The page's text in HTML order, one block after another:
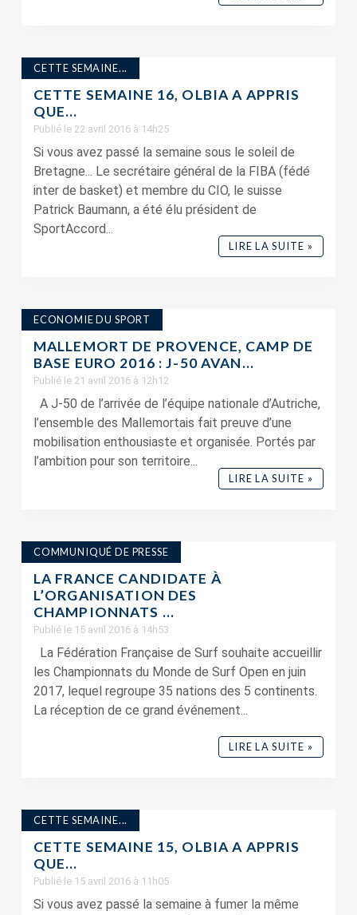
CETTE SEMAINE...
CETTE SEMAINE 16, OLBIA A APPRIS
QUE…
Publié le 22 avril 2016 à 14h25
Si vous avez passé la semaine sous le soleil de
Bretagne... Le secrétaire général de la FIBA (fédé
inter de basket) et membre du CIO, le suisse
Patrick Baumann, a été élu président de
SportAccord...
LIRE LA SUITE »
ECONOMIE DU SPORT
MALLEMORT DE PROVENCE, CAMP DE
BASE EURO 2016 : J-50 AVAN...
Publié le 21 avril 2016 à 12h12
A J-50 de l’arrivée de l’équipe nationale d’Autriche,
l’ensemble des Mallemortais fait preuve d’une
mobilisation enthousiaste et organisée. Portés par
l’ambition pour son territoire...
LIRE LA SUITE »
COMMUNIQUÉ DE PRESSE
LA FRANCE CANDIDATE À
L’ORGANISATION DES
CHAMPIONNATS ...
Publié le 15 avril 2016 à 14h53
La Fédération Française de Surf souhaite accueillir
les Championnats du Monde de Surf Open en juin
2017, lequel regroupe 35 nations des 5 continents.
La réception de ce grand événement...
LIRE LA SUITE »
CETTE SEMAINE...
CETTE SEMAINE 15, OLBIA A APPRIS
QUE…
Publié le 15 avril 2016 à 11h05
Si vous avez passé la semaine à fumer la même